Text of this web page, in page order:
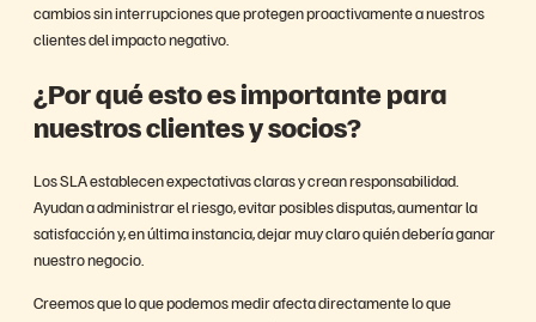
cambios sin interrupciones que protegen proactivamente a nuestros
clientes del impacto negativo.
¿Por qué esto es importante para
nuestros clientes y socios?
Los SLA establecen expectativas claras y crean responsabilidad.
Ayudan a administrar el riesgo, evitar posibles disputas, aumentar la
satisfacción y, en última instancia, dejar muy claro quién debería ganar
nuestro negocio.
Creemos que lo que podemos medir afecta directamente lo que